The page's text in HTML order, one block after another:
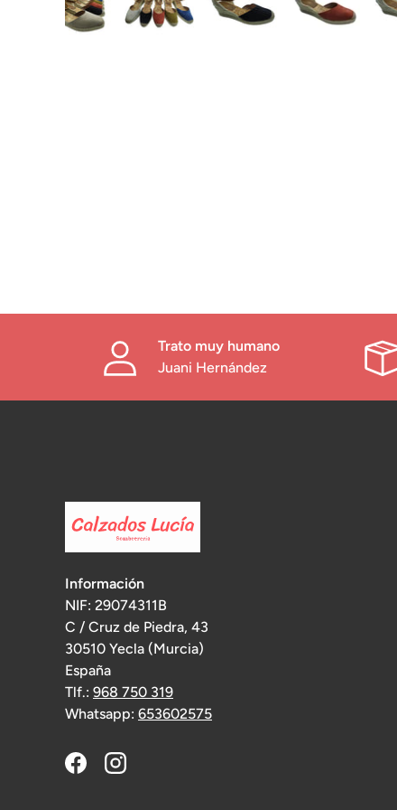
Trato muy humano
Juani Hernández
Información
NIF: 29074311B
C / Cruz de Piedra, 43
30510 Yecla (Murcia)
España
Tlf.: 968 750 319
Whatsapp: 653602575
FacebookInstagram